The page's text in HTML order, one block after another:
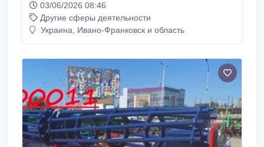
пошитті від 2-х років. Акуратність, креативність. Ми
пропонуємо високу заробітну плату від 18000 до
30000 грн за високу якість роботи.
03/06/2026 08:46
Другие сферы деятельности
Украина, Ивано-Франковск и область